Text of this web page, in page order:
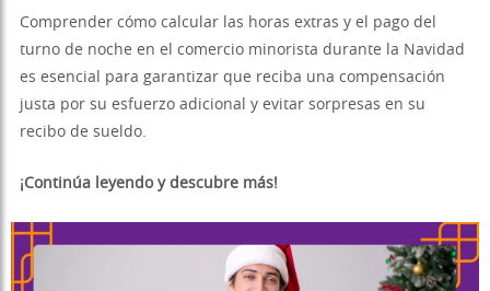
Comprender cómo calcular las horas extras y el pago del
turno de noche en el comercio minorista durante la Navidad
es esencial para garantizar que reciba una compensación
justa por su esfuerzo adicional y evitar sorpresas en su
recibo de sueldo.
¡Continúa leyendo y descubre más!